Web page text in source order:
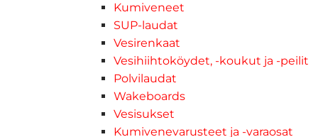
Kumiveneet
SUP-laudat
Vesirenkaat
Vesihiihtoköydet, -koukut ja -peilit
Polvilaudat
Wakeboards
Vesisukset
Kumivenevarusteet ja -varaosat